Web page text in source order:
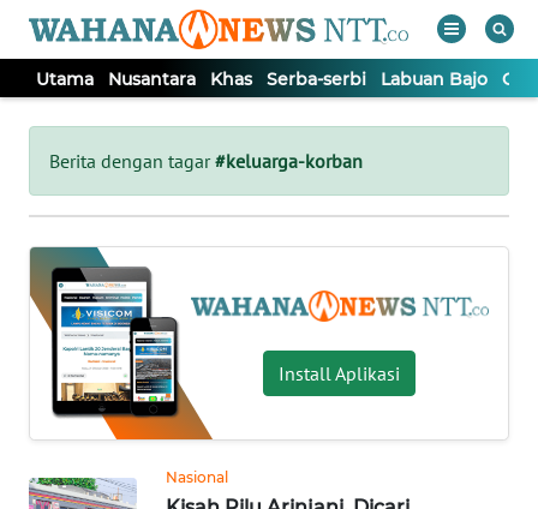
Utama Nusantara Khas Serba-serbi Labuan Bajo
Berita dengan tagar#keluarga-korban
Install Aplikasi
Nasional
Tutup
UTAMA
NUSANTARA
KHAS
SERBA-
SERBI